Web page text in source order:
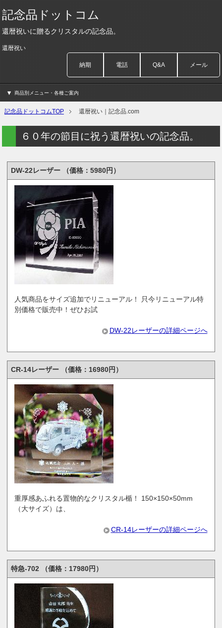
記念品ドットコム
還暦祝いに贈るクリスタルの記念品。
還暦祝い
納期 電話 Q&A メール
商品別メニュー・各種ご案内
記念品ドットコムTOP 還暦祝い｜記念品.com
６０年の節目に祝う還暦祝いの記念品。
DW-22レーザー （価格：5980円）
人気商品をサイズ追加でリニューアル！ 只今リニューアル特
別価格で販売中！ぜひお試
DW-22レーザーの詳細ページへ
CR-14レーザー （価格：16980円）
重厚感あふれる置物的なクリスタル楯！ 150×150×50mm
（大サイズ）は、
CR-14レーザーの詳細ページへ
特急-702 （価格：17980円）